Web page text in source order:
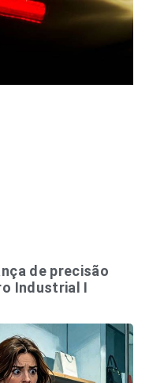
de precisão
Industrial I